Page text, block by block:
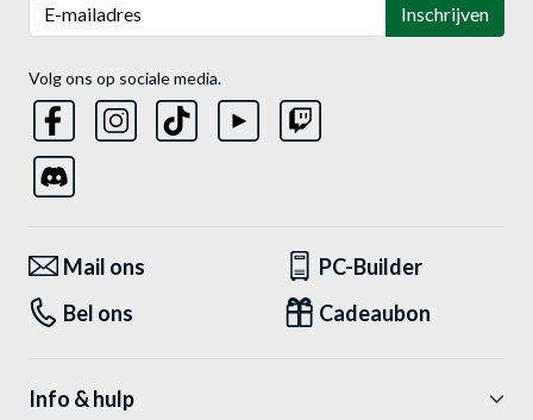
Inschrijven
Volg ons op sociale media.
Mail ons
PC-Builder
Bel ons
Cadeaubon
Info & hulp